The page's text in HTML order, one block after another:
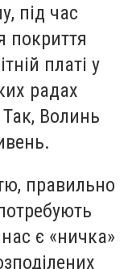
під час
покриття
платі у
радах
Волинь
правильно
є «ничка»